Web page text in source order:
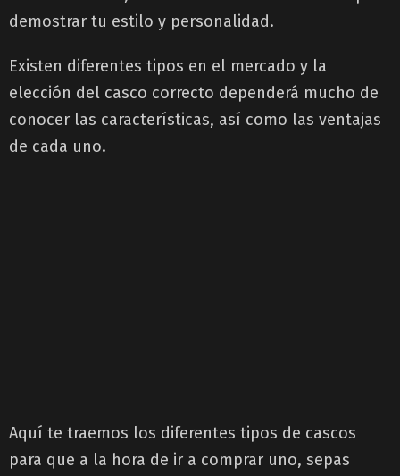
demostrar tu estilo y personalidad.
Existen diferentes tipos en el mercado y la
elección del casco correcto dependerá mucho de
conocer las características, así como las ventajas
de cada uno.
Aquí te traemos los diferentes tipos de cascos
para que a la hora de ir a comprar uno, sepas